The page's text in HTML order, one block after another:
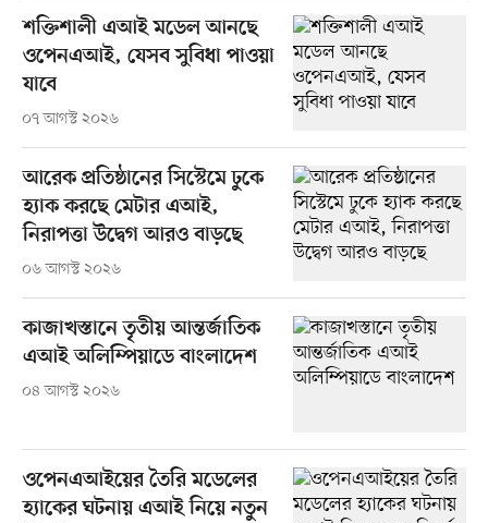
শক্তিশালী এআই মডেল আনছে
ওপেনএআই, যেসব সুবিধা পাওয়া
যাবে
০৭ আগস্ট ২০২৬
আরেক প্রতিষ্ঠানের সিস্টেমে ঢুকে
হ্যাক করছে মেটার এআই,
নিরাপত্তা উদ্বেগ আরও বাড়ছে
০৬ আগস্ট ২০২৬
কাজাখস্তানে তৃতীয় আন্তর্জাতিক
এআই অলিম্পিয়াডে বাংলাদেশ
০৪ আগস্ট ২০২৬
ওপেনএআইয়ের তৈরি মডেলের
হ্যাকের ঘটনায় এআই নিয়ে নতুন